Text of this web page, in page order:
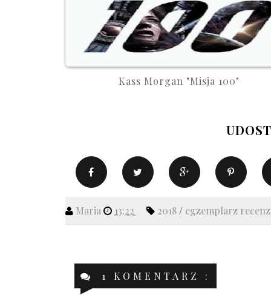
Kass Morgan "Misja 100"
Maria 13:22 2018 / egzemplarz
1 KOMENTARZ :